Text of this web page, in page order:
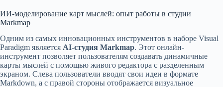
ИИ-моделирование карт мыслей: опыт работы в студии
Markmap
Одним из самых инновационных инструментов в наборе Visual
Paradigm является AI-студия Markmap. Этот онлайн-
инструмент позволяет пользователям создавать динамичные
карты мыслей с помощью живого редактора с разделенным
экраном. Слева пользователи вводят свои идеи в формате
Markdown, а с правой стороны отображается визуальное